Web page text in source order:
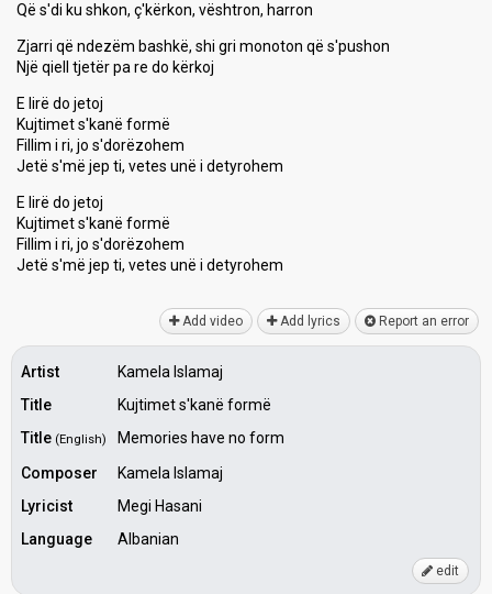
Që s'di ku shkon, ç'kërkon, vështron, harron
Zjarri që ndezëm bashkë, shi gri monoton që s'pushon
Një qiell tjetër pa re do kërkoj
E lirë do jetoj
Kujtimet s'kanë formë
Fillim i ri, jo s'dorëzohem
Jetë s'më jep ti, vetes unë i detyrohem
E lirë do jetoj
Kujtimet s'kаnë formë
Fillim i ri, jo s'dorëzohem
Jetë s'më jep ti, veteѕ unë i detyrohem
Add video Add lyrics Report an error
Artist
Kamela Islamaj
Title
Kujtimet s'kanë formë
Title (English)
Memories have no form
Composer
Kamela Islamaj
Lyricist
Megi Hasani
Language
Albanian
edit